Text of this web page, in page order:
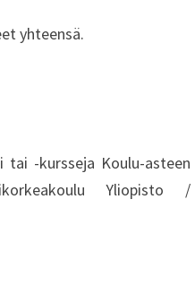
yhteensä.
-kursseja Koulu-asteen
Yliopisto /